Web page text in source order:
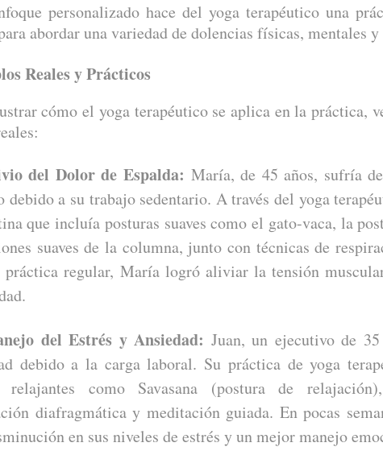
personalizado hace del yoga terapéutico una
abordar una variedad de dolencias físicas, mentales
Reales y Prácticos
cómo el yoga terapéutico se aplica en la práctica,
del Dolor de Espalda: María, de 45 años, sufría
debido a su trabajo sedentario. A través del yoga
que incluía posturas suaves como el gato-vaca, la
suaves de la columna, junto con técnicas de
práctica regular, María logró aliviar la tensión
del Estrés y Ansiedad: Juan, un ejecutivo de
debido a la carga laboral. Su práctica de yoga
relajantes como Savasana (postura de
diafragmática y meditación guiada. En pocas
en sus niveles de estrés y un mejor manejo